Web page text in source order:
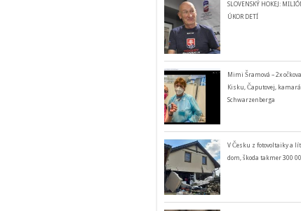
SLOVENSKÝ HOKEJ:
ÚKOR DETÍ
Mimi Šramová – 2x
Kisku, Čaputovej,
Schwarzenberga
V Česku z fotovoltaiky a
dom, škoda takmer 300